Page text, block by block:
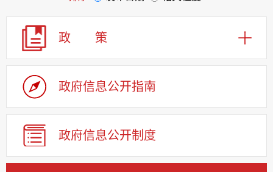
政 策
政府信息公开指南
政府信息公开制度